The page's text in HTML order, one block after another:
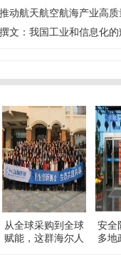
动航天航空航海产业高质
文：我国工业和信息化
从全球采购到全球
赋能，这群海尔人
安全
多地